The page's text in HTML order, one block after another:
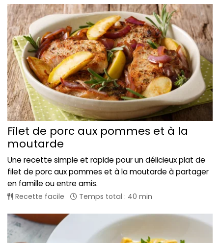
Filet de porc aux pommes et à la
moutarde
Une recette simple et rapide pour un délicieux plat de
filet de porc aux pommes et à la moutarde à partager
en famille ou entre amis.
Recette facile Temps total : 40 min